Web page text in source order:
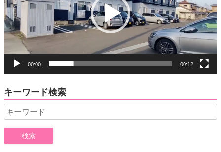
ー
ヤ
ー
00:00 00:12
キーワード検索
Search
for: